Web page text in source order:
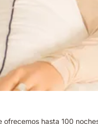
hasta 100